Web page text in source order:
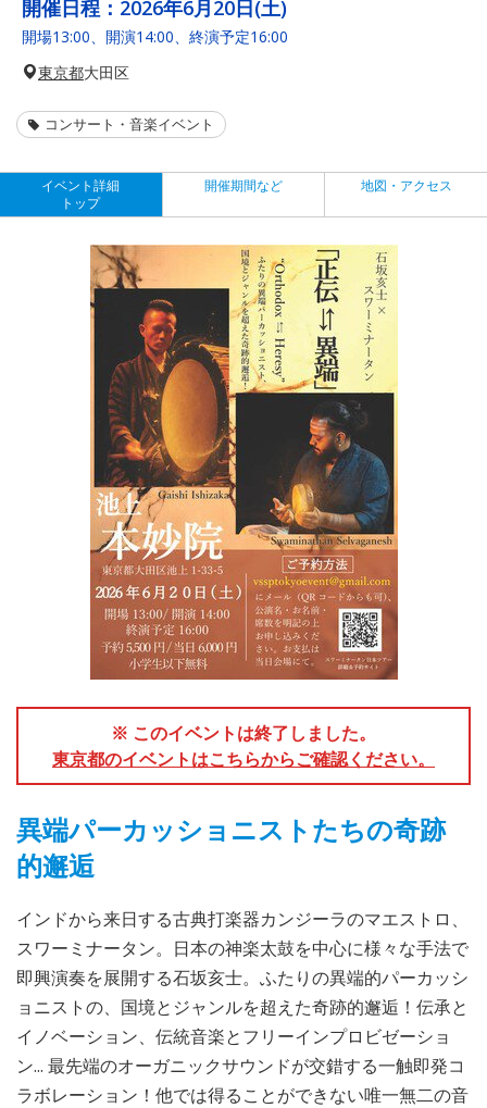
開催日程： 2026年6月20日(土)
開場13:00、開演14:00、終演予定16:00
東京都大田区
コンサート・音楽イベント
イベント詳細
トップ
開催期間など 地図・アクセス
※ このイベントは終了しました。
東京都のイベントはこちらからご確認ください。
異端パーカッショニストたちの奇跡
的邂逅
インドから来日する古典打楽器カンジーラのマエストロ、
スワーミナータン。日本の神楽太鼓を中心に様々な手法で
即興演奏を展開する石坂亥士。ふたりの異端的パーカッシ
ョニストの、国境とジャンルを超えた奇跡的邂逅！伝承と
イノベーション、伝統音楽とフリーインプロビゼーショ
ン... 最先端のオーガニックサウンドが交錯する一触即発コ
ラボレーション！他では得ることができない唯一無二の音